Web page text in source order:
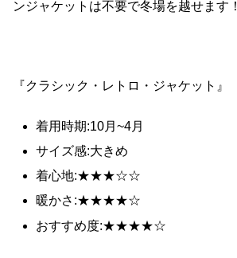
ンジャケットは不要で冬場を越せます！
『クラシック・レトロ・ジャケット』
着用時期:10月~4月
サイズ感:大きめ
着心地:★★★☆☆
暖かさ:★★★★☆
おすすめ度:★★★★☆